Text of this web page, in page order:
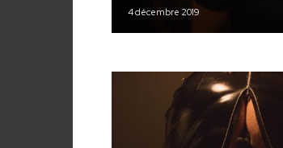
4 décembre 2019